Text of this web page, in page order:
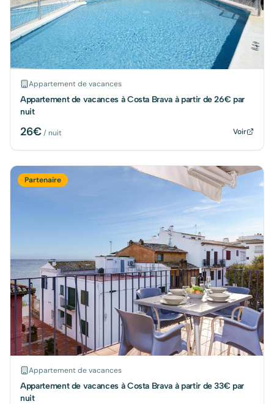
Appartement de vacances
Appartement de vacances à Costa Brava à partir de 26€ par
nuit
26€/ nuit Voir
Partenaire
Appartement de vacances
Appartement de vacances à Costa Brava à partir de 33€ par
nuit